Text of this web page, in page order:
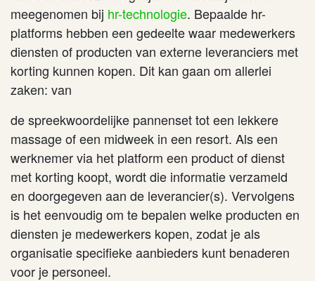
meegenomen bij hr-technologie. Bepaalde hr-
platforms hebben een gedeelte waar medewerkers
diensten of producten van externe leveranciers met
korting kunnen kopen. Dit kan gaan om allerlei
zaken: van
de spreekwoordelijke pannenset tot een lekkere
massage of een midweek in een resort. Als een
werknemer via het platform een product of dienst
met korting koopt, wordt die informatie verzameld
en doorgegeven aan de leverancier(s). Vervolgens
is het eenvoudig om te bepalen welke producten en
diensten je medewerkers kopen, zodat je als
organisatie specifieke aanbieders kunt benaderen
voor je personeel.